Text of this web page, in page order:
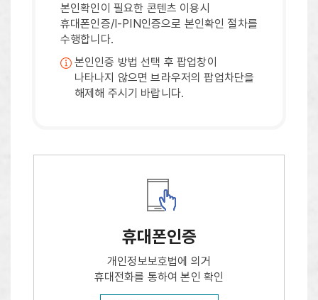
본인확인이 필요한 콘텐츠 이용시
휴대폰인증/I-PIN인증으로 본인확인 절차를
수행합니다.
본인인증 방법 선택 후 팝업창이
나타나지 않으면 브라우저의 팝업차단을
해제해 주시기 바랍니다.
휴대폰인증
개인정보보호법에 의거
휴대전화를 통하여 본인 확인